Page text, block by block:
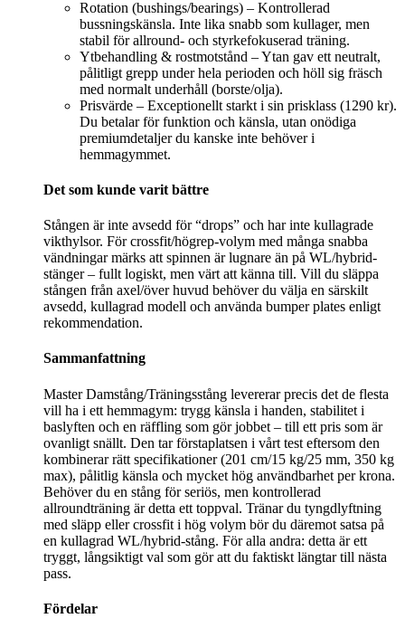
Rotation (bushings/bearings) – Kontrollerad
bussningskänsla. Inte lika snabb som kullager, men
stabil för allround- och styrkefokuserad träning.
Ytbehandling & rostmotstånd – Ytan gav ett neutralt,
pålitligt grepp under hela perioden och höll sig fräsch
med normalt underhåll (borste/olja).
Prisvärde – Exceptionellt starkt i sin prisklass (1290 kr).
Du betalar för funktion och känsla, utan onödiga
premiumdetaljer du kanske inte behöver i
hemmagymmet.
Det som kunde varit bättre
Stången är inte avsedd för “drops” och har inte kullagrade
vikthylsor. För crossfit/högrep-volym med många snabba
vändningar märks att spinnen är lugnare än på WL/hybrid-
stänger – fullt logiskt, men värt att känna till. Vill du släppa
stången från axel/över huvud behöver du välja en särskilt
avsedd, kullagrad modell och använda bumper plates enligt
rekommendation.
Sammanfattning
Master Damstång/Träningsstång levererar precis det de flesta
vill ha i ett hemmagym: trygg känsla i handen, stabilitet i
baslyften och en räffling som gör jobbet – till ett pris som är
ovanligt snällt. Den tar förstaplatsen i vårt test eftersom den
kombinerar rätt specifikationer (201 cm/15 kg/25 mm, 350 kg
max), pålitlig känsla och mycket hög användbarhet per krona.
Behöver du en stång för seriös, men kontrollerad
allroundträning är detta ett toppval. Tränar du tyngdlyftning
med släpp eller crossfit i hög volym bör du däremot satsa på
en kullagrad WL/hybrid-stång. För alla andra: detta är ett
tryggt, långsiktigt val som gör att du faktiskt längtar till nästa
pass.
Fördelar